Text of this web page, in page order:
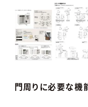
門周りに必要な機